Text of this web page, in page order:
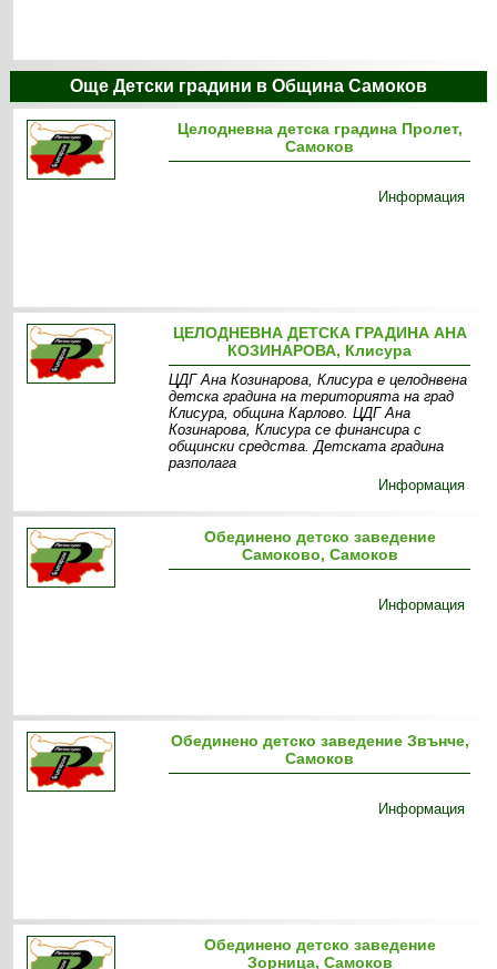
Още Детски градини в Община Самоков
Целодневна детска градина Пролет,
Самоков
Информация
ЦЕЛОДНЕВНА ДЕТСКА ГРАДИНА АНА
КОЗИНАРОВА, Клисура
ЦДГ Ана Козинарова, Клисура е целоднвена
детска градина на територията на град
Клисура, община Карлово. ЦДГ Ана
Козинарова, Клисура се финансира с
общински средства. Детската градина
разполага
Информация
Обединено детско заведение
Самоково, Самоков
Информация
Обединено детско заведение Звънче,
Самоков
Информация
Обединено детско заведение
Зорница, Самоков